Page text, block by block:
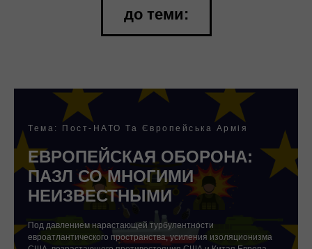
до теми:
Тема: Пост-НАТО Та Європейська Армія
ЕВРОПЕЙСКАЯ ОБОРОНА:
ПАЗЛ СО МНОГИМИ
НЕИЗВЕСТНЫМИ
Под давлением нарастающей турбулентности
евроатлантического пространства, усиления изоляционизма